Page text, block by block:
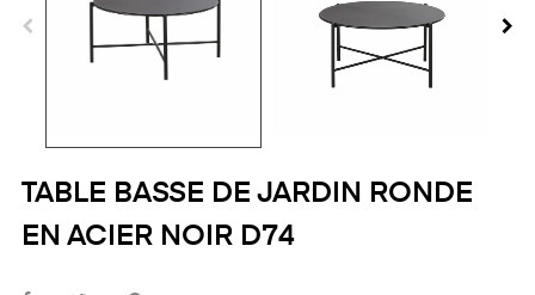
TABLE BASSE DE JARDIN RONDE
EN ACIER NOIR D74